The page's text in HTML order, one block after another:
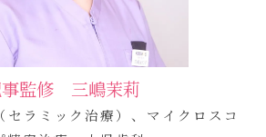
監修 三嶋茉莉
セラミック治療）、マイクロスコ